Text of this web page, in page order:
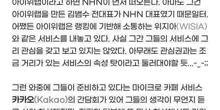
아이위랩이라고 하면 NHN이 먼저 떠오른다. 아마도 그건
아이위랩을 만든 김범수 전대표가 NHN 대표였기 때문일터.
어쨌든 아이위랩은 랭킹에 기반해 소통하는 위지아(WISIA)
와 같은 서비스를 내놓고 있다. 사실 그간 그들의 서비스에 그
리 관심을 갖고 보고 있지는 않았다. 아무래도 관심권과는 조
금 거리가 있는 서비스의 속성 탓이라고 둘러대야할 듯...-_-;;
그런 와중에 그들이 준비하고 있다는 마이크로 카페 서비스
카카오(Kakao)의 간담회가 있어 그들의 생각이 무언지 듣